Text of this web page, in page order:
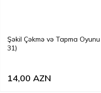
Şəkil Çəkmə və Tapma
31)
14,00 AZN